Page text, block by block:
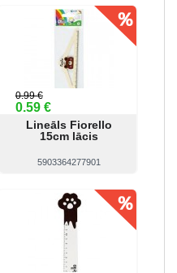
0.99 €
0.59 €
Lineāls Fiorello
15cm lācis
5903364277901